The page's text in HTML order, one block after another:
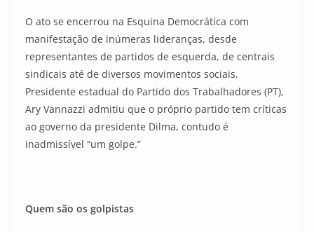
O ato se encerrou na Esquina Democrática com
manifestação de inúmeras lideranças, desde
representantes de partidos de esquerda, de centrais
sindicais até de diversos movimentos sociais.
Presidente estadual do Partido dos Trabalhadores (PT),
Ary Vannazzi admitiu que o próprio partido tem críticas
ao governo da presidente Dilma, contudo é
inadmissível “um golpe.”
Quem são os golpistas